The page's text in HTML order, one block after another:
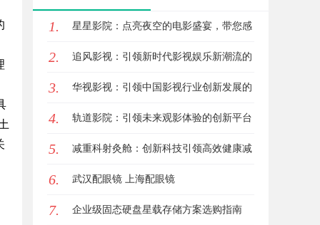
1. 星星影院：点亮夜空的电影盛宴，带您感
受不一样的观影体验
2. 追风影视：引领新时代影视娱乐新潮流的
创新平台
3. 华视影视：引领中国影视行业创新发展的
先行者
4. 轨道影院：引领未来观影体验的创新平台
5. 减重科射灸舱：创新科技引领高效健康减
重新时代
6. 武汉配眼镜 上海配眼镜
7. 企业级固态硬盘星载存储方案选购指南